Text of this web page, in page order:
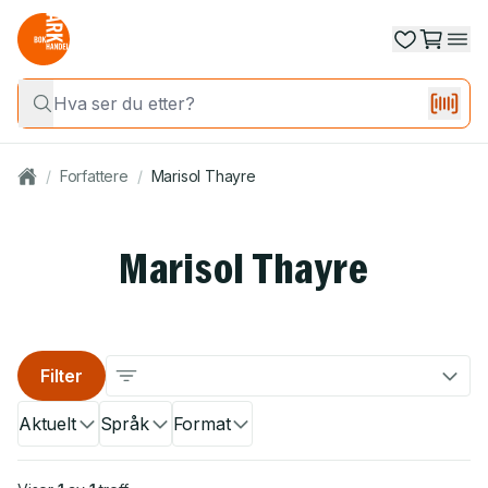
/ Forfattere / Marisol Thayre
Marisol Thayre
Aktuelt Språk Format
Filter